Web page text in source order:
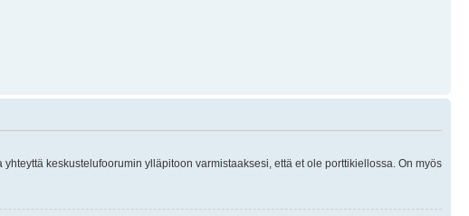
keskustelufoorumin ylläpitoon varmistaaksesi, että et ole porttikiellossa. On myös